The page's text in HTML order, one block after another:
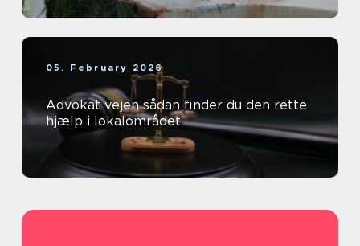
05. February 2026
Advokat vejen sådan finder du den rette
hjælp i lokalområdet